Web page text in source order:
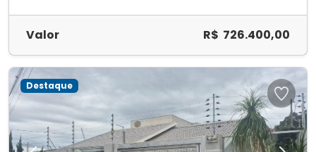
Valor R$ 726.400,00
Destaque